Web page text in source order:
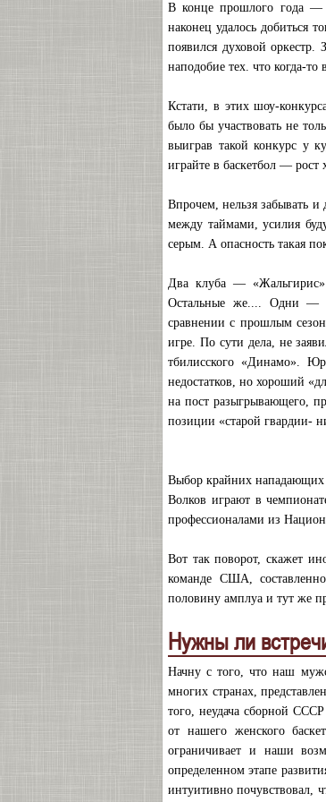
В конце прошлого года —
наконец удалось добиться
появился духовой
наподобие тех. что когда-
Кстати, в этих шоу-
было бы участвовать не
выиграв такой конкурс у
играйте в баскетбол — рост
Впрочем, нельзя забывать
между таймами, усилия
серым. А опасность такая
Два клуба —
Остальные же.... Одни —
сравнении с прошлым
игре. По сути дела, не
тбилисского «Динамо».
недостатков, но хороший
на пост разыгрывающего,
позиции «старой гвардии-
Выбор крайних нападающих
Волков играют в
профессионалами из
Вот так поворот, скажет
команде США,
половину амплуа и тут же
Нужны ли
Начну с того, что наш
многих странах,
того, неудача сборной
от нашего женского
ограничивает и наши
определенном этапе
интуитивно почувствовал,